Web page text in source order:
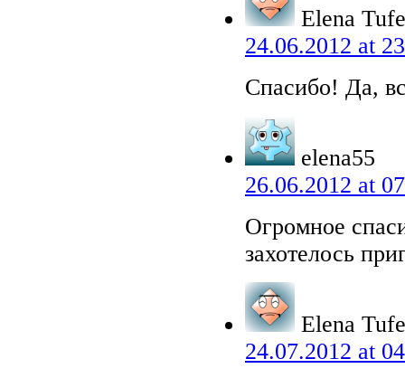
Elena
24.06.2012 at
Спасибо! Да,
elena55
26.06.2012 at
Огромное
захотелось
Elena
24.07.2012 at